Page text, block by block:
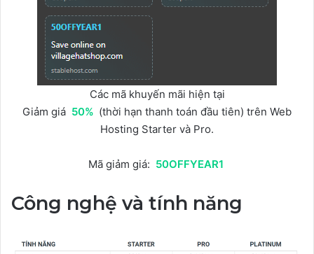
Các mã khuyến mãi hiện tại
Giảm giá 50% (thời hạn thanh toán đầu tiên) trên Web
Hosting Starter và Pro.
Mã giảm giá: 50OFFYEAR1
Công nghệ và tính năng